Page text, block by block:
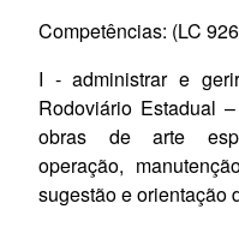
Competências: (LC
I - administrar e
Rodoviário Estadual
obras de arte
operação,
sugestão e orientação